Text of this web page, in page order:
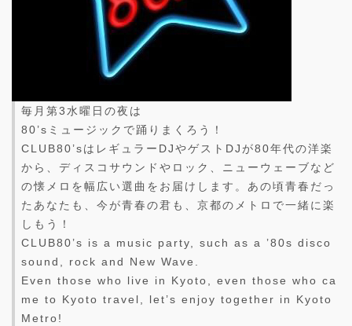
毎月第3水曜日の夜は
80’sミュージックで踊りまくろう！
CLUB80’sはレギュラーDJやゲストDJが80年代の洋楽
から、ディスコサウンドやロック、ニューウェーブなど
の懐メロを幅広い選曲をお届けします。あの頃青春だっ
たあなたも、今が青春の君も、京都のメトロで一緒に楽
しもう！
CLUB80’s is a music party, such as a ’80s disco
sound, rock and New Wave.
Even those who live in Kyoto, even those who ca
me to Kyoto travel, let’s enjoy together in Kyoto
Metro!